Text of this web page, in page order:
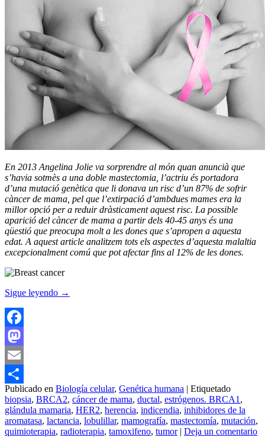
En 2013 Angelina Jolie va sorprendre al món quan anuncià que
s’havia sotmès a una doble mastectomia, l’actriu és portadora
d’una mutació genètica que li donava un risc d’un 87% de sofrir
càncer de mama, pel que l’extirpació d’ambdues mames era la
millor opció per a reduir dràsticament aquest risc. La possible
aparició del càncer de mama a partir dels 40-45 anys és una
qüestió que preocupa molt a les dones que s’apropen a aquesta
edat. A aquest article analitzem tots els aspectes d’aquesta malaltia
excepcionalment comú que pot afectar fins al 12% de les dones.
Sigue leyendo →
Facebook
Mastodon
Email
Compartir
Publicado en Biología celular, Genética humana | Etiquetado
biopsia, BRCA2, cáncer de mama, ductal, estrógenos. BRCA1 ,
glándula mamaria, HER2, herencia, indicendia, inhibidores de la
aromatasa, lactancia, lobulillar, mamografía, mastectomía, mutación,
quimioterapia, radioterapia, tamoxifeno, tumor | Deja un comentario